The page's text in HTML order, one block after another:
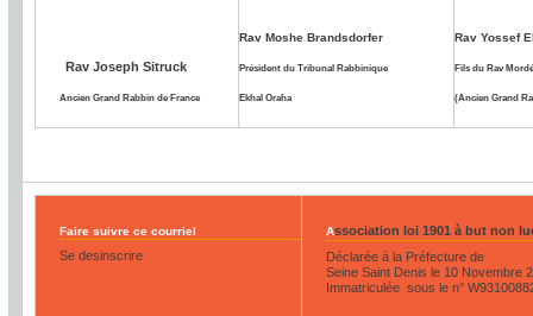
Rav Joseph Sitruck
Ancien Grand Rabbin de France
Rav Moshe Brandsdorfer
Président du Tribunal Rabbinique
Ekhal Oraha
Rav Yossef
Fils du Rav Mord é
(Ancien Grand
Faire suivre ce courriel
Se desinscrire
Association loi 1901 à but non
Déclarée à la Préfecture de
Seine Saint Denis le 10 Novembre
Immatriculée sous le n°